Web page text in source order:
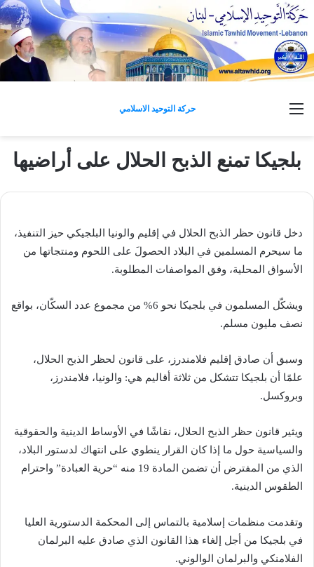
حركة التوحيد الاسلامي القائمة
بلجيكا تمنع الذبح الحلال على أراضيها
دخل قانون حظر الذبح الحلال في إقليم والونيا البلجيكي حيز التنفيذ،
ما سيحرم المسلمين في البلاد الحصولَ على اللحوم ومنتجاتها من
الأسواق المحلية، وفق المواصفات المطلوبة.
ويشكّل المسلمون في بلجيكا نحو 6% من مجموع عدد السكّان، بواقع
نصف مليون مسلم.
وسبق أن صادق إقليم فلامندرز، على قانون لحظر الذبح الحلال،
علمًا أن بلجيكا تتشكل من ثلاثة أقاليم هي: والونيا، فلامندرز،
وبروكسل.
ويثير قانون حظر الذبح الحلال، نقاشًا في الأوساط الدينية والحقوقية
والسياسية حول ما إذا كان القرار ينطوي على انتهاك لدستور البلاد،
الذي من المفترض أن تضمن المادة 19 منه “حرية العبادة” واحترام
الطقوس الدينية.
وتقدمت منظمات إسلامية بالتماس إلى المحكمة الدستورية العليا
في بلجيكا من أجل إلغاء هذا القانون الذي صادق عليه البرلمان
الفلامنكي والبرلمان الوالوني.